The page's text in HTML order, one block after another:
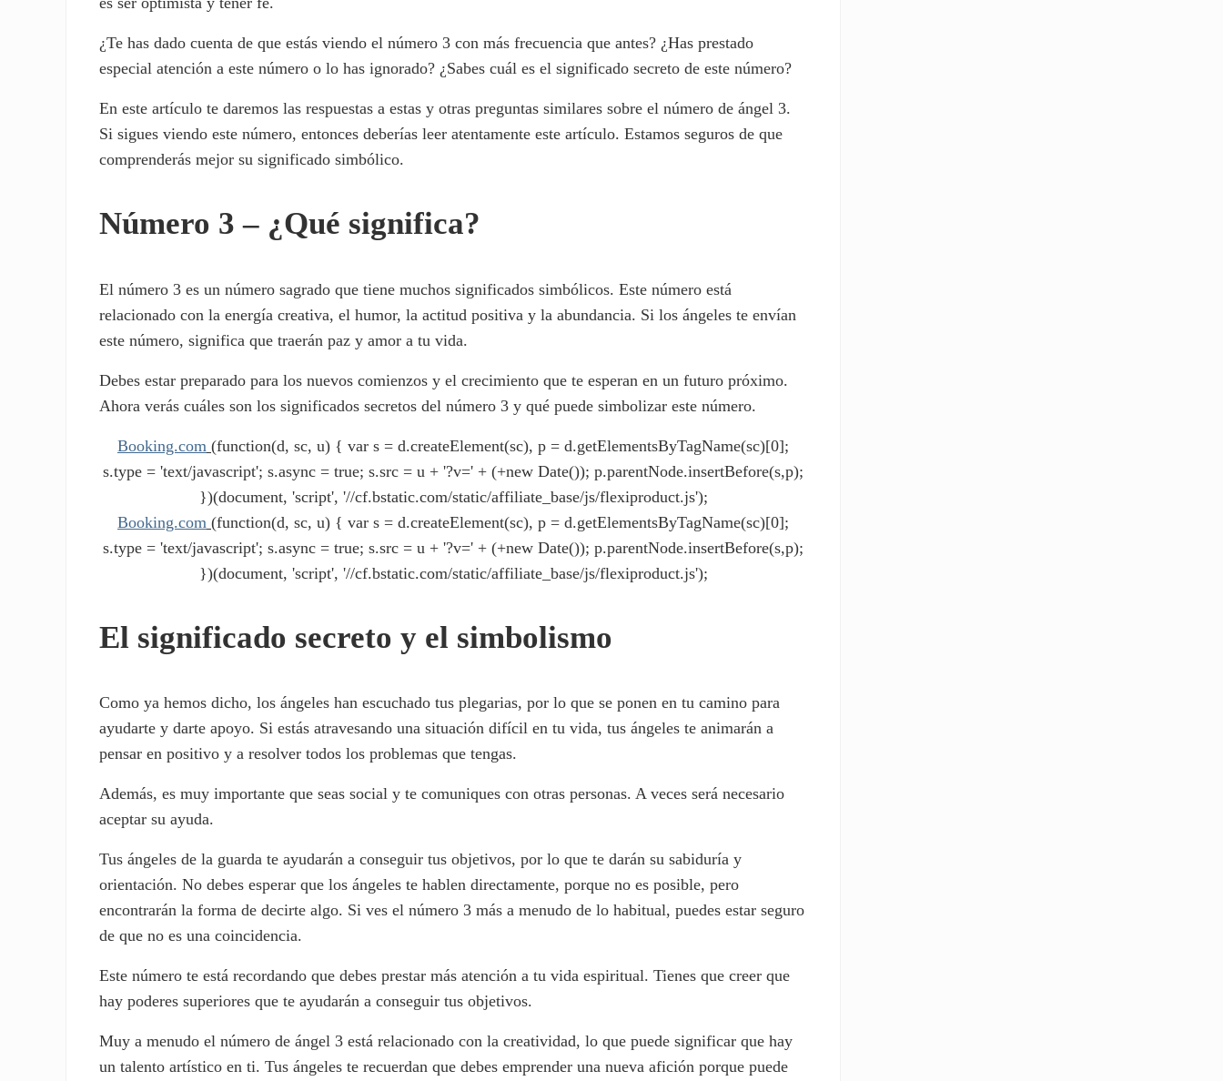
¿Te has dado cuenta de que estás viendo el número 3 con más frecuencia que antes? ¿Has prestado
especial atención a este número o lo has ignorado? ¿Sabes cuál es el significado secreto de este número?
En este artículo te daremos las respuestas a estas y otras preguntas similares sobre el número de ángel 3.
Si sigues viendo este número, entonces deberías leer atentamente este artículo. Estamos seguros de que
comprenderás mejor su significado simbólico.
Número 3 – ¿Qué significa?
El número 3 es un número sagrado que tiene muchos significados simbólicos. Este número está
relacionado con la energía creativa, el humor, la actitud positiva y la abundancia. Si los ángeles te envían
este número, significa que traerán paz y amor a tu vida.
Debes estar preparado para los nuevos comienzos y el crecimiento que te esperan en un futuro próximo.
Ahora verás cuáles son los significados secretos del número 3 y qué puede simbolizar este número.
Booking.com (function(d, sc, u) { var s = d.createElement(sc), p = d.getElementsByTagName(sc)[0];
s.type = 'text/javascript'; s.async = true; s.src = u + '?v=' + (+new Date()); p.parentNode.insertBefore(s,p);
})(document, 'script', '//cf.bstatic.com/static/affiliate_base/js/flexiproduct.js');
Booking.com (function(d, sc, u) { var s = d.createElement(sc), p = d.getElementsByTagName(sc)[0];
s.type = 'text/javascript'; s.async = true; s.src = u + '?v=' + (+new Date()); p.parentNode.insertBefore(s,p);
})(document, 'script', '//cf.bstatic.com/static/affiliate_base/js/flexiproduct.js');
El significado secreto y el simbolismo
Como ya hemos dicho, los ángeles han escuchado tus plegarias, por lo que se ponen en tu camino para
ayudarte y darte apoyo. Si estás atravesando una situación difícil en tu vida, tus ángeles te animarán a
pensar en positivo y a resolver todos los problemas que tengas.
Además, es muy importante que seas social y te comuniques con otras personas. A veces será necesario
aceptar su ayuda.
Tus ángeles de la guarda te ayudarán a conseguir tus objetivos, por lo que te darán su sabiduría y
orientación. No debes esperar que los ángeles te hablen directamente, porque no es posible, pero
encontrarán la forma de decirte algo. Si ves el número 3 más a menudo de lo habitual, puedes estar seguro
de que no es una coincidencia.
Este número te está recordando que debes prestar más atención a tu vida espiritual. Tienes que creer que
hay poderes superiores que te ayudarán a conseguir tus objetivos.
Muy a menudo el número de ángel 3 está relacionado con la creatividad, lo que puede significar que hay
un talento artístico en ti. Tus ángeles te recuerdan que debes emprender una nueva afición porque puede